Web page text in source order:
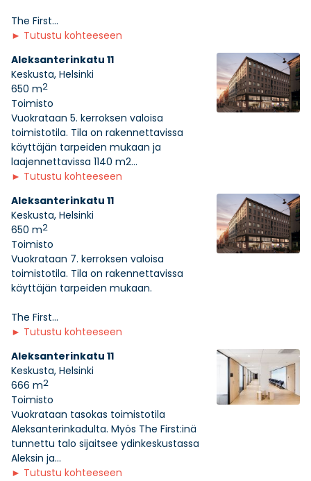
The First...
► Tutustu kohteeseen
Aleksanterinkatu 11
Keskusta, Helsinki
650 m2
Toimisto
Vuokrataan 5. kerroksen valoisa
toimistotila. Tila on rakennettavissa
käyttäjän tarpeiden mukaan ja
laajennettavissa 1140 m2...
► Tutustu kohteeseen
Aleksanterinkatu 11
Keskusta, Helsinki
650 m2
Toimisto
Vuokrataan 7. kerroksen valoisa
toimistotila. Tila on rakennettavissa
käyttäjän tarpeiden mukaan.
The First...
► Tutustu kohteeseen
Aleksanterinkatu 11
Keskusta, Helsinki
666 m2
Toimisto
Vuokrataan tasokas toimistotila
Aleksanterinkadulta. Myös The First:inä
tunnettu talo sijaitsee ydinkeskustassa
Aleksin ja...
► Tutustu kohteeseen